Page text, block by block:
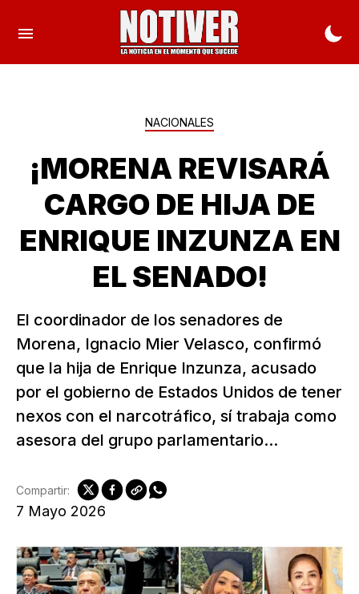
NACIONALES
¡MORENA REVISARÁ
CARGO DE HIJA DE
ENRIQUE INZUNZA EN
EL SENADO!
El coordinador de los senadores de
Morena, Ignacio Mier Velasco, confirmó
que la hija de Enrique Inzunza, acusado
por el gobierno de Estados Unidos de tener
nexos con el narcotráfico, sí trabaja como
asesora del grupo parlamentario...
7 Mayo 2026
Compartir: